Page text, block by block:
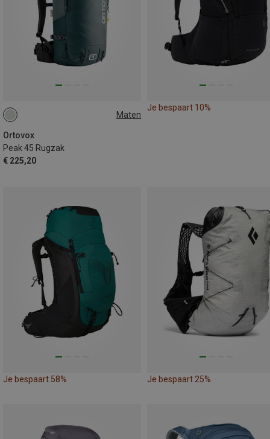
Maten
Ortovox
Peak 45 Rugzak
€ 225,20
45L
Je bespaart 10%
Je bespaart 58% Je bespaart 25%